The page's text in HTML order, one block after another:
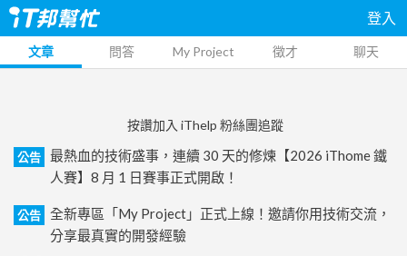
登入
文章 問答 My Project 徵才 聊天
按讚加入 iThelp 粉絲團追蹤
公告
最熱血的技術盛事，連續 30 天的修煉【2026 iThome 鐵
人賽】8 月 1 日賽事正式開啟！
公告
全新專區「My Project」正式上線！邀請你用技術交流，
分享最真實的開發經驗